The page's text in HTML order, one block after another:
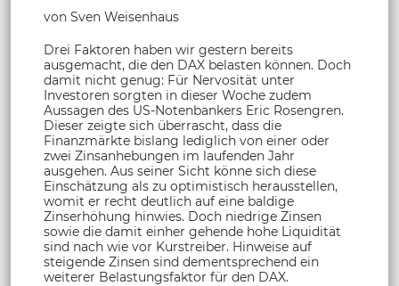
von Sven Weisenhaus
Drei Faktoren haben wir gestern bereits
ausgemacht, die den DAX belasten können. Doch
damit nicht genug: Für Nervosität unter
Investoren sorgten in dieser Woche zudem
Aussagen des US-Notenbankers Eric Rosengren.
Dieser zeigte sich überrascht, dass die
Finanzmärkte bislang lediglich von einer oder
zwei Zinsanhebungen im laufenden Jahr
ausgehen. Aus seiner Sicht könne sich diese
Einschätzung als zu optimistisch herausstellen,
womit er recht deutlich auf eine baldige
Zinserhöhung hinwies. Doch niedrige Zinsen
sowie die damit einher gehende hohe Liquidität
sind nach wie vor Kurstreiber. Hinweise auf
steigende Zinsen sind dementsprechend ein
weiterer Belastungsfaktor für den DAX.